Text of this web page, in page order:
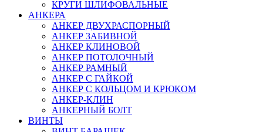
КРУГИ ШЛИФОВАЛЬНЫЕ
АНКЕРА
АНКЕР ДВУХРАСПОРНЫЙ
АНКЕР ЗАБИВНОЙ
АНКЕР КЛИНОВОЙ
АНКЕР ПОТОЛОЧНЫЙ
АНКЕР РАМНЫЙ
АНКЕР С ГАЙКОЙ
АНКЕР С КОЛЬЦОМ И КРЮКОМ
АНКЕР-КЛИН
АНКЕРНЫЙ БОЛТ
ВИНТЫ